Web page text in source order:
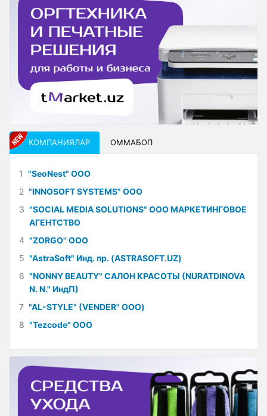
КОМПАНИЯЛАР ОММАБОП
1 "SeoNest" ООО
2 "INNOSOFT SYSTEMS" ООО
3 "SOCIAL MEDIA SOLUTIONS" ООО МАРКЕТИНГОВОЕ
АГЕНТСТВО
4 "ZORGO" ООО
5 "AstraSoft" Инд. пр. (ASTRASOFT.UZ)
6 "NONNY BEAUTY" САЛОН КРАСОТЫ (NURATDINOVA
N. N." ИндП)
7 "AL-STYLE" (VENDER" ООО)
8 "Tezcode" ООО